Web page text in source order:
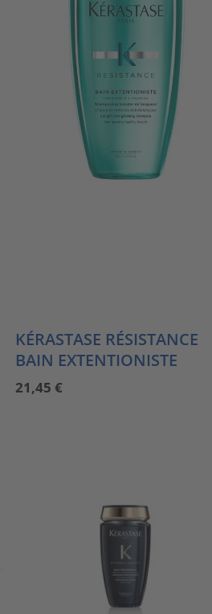
KÉRASTASE RÉSISTANCE
BAIN EXTENTIONISTE
21,45 €